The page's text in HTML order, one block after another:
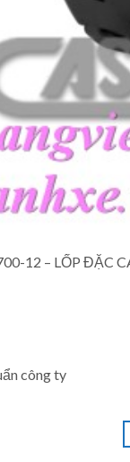
12 – LỐP ĐẶC
công ty